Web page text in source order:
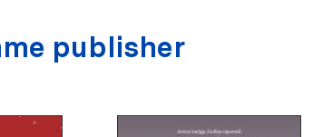
publisher